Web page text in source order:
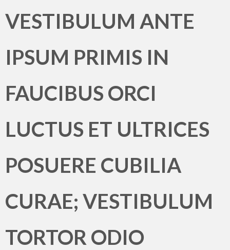
VESTIBULUM ANTE
IPSUM PRIMIS IN
FAUCIBUS ORCI
LUCTUS ET ULTRICES
POSUERE CUBILIA
CURAE; VESTIBULUM
TORTOR ODIO